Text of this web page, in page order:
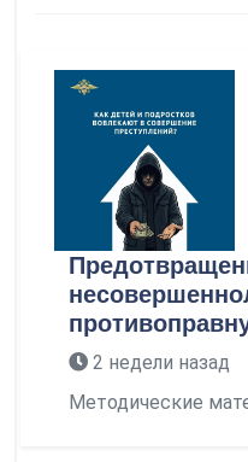
2 недели назад
Методические